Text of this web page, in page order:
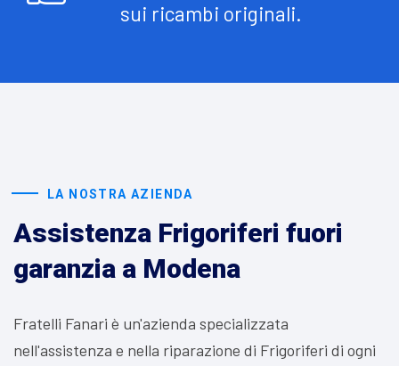
sui ricambi originali.
LA NOSTRA AZIENDA
Assistenza Frigoriferi fuori
garanzia a Modena
Fratelli Fanari è un'azienda specializzata
nell'assistenza e nella riparazione di Frigoriferi di ogni